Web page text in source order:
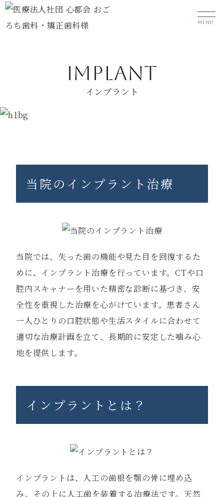
MENU
IMPLANT
インプラント
当院のインプラント治療
当院では、失った歯の機能や見た目を回復するた
めに、インプラント治療を行っています。CTや口
腔内スキャナーを用いた精密な診断に基づき、安
全性を重視した治療を心がけています。患者さん
一人ひとりの口腔状態や生活スタイルに合わせて
適切な治療計画を立て、長期的に安定した噛み心
地を提供します。
インプラントとは？
インプラントは、人工の歯根を顎の骨に埋め込
み、その上に人工歯を装着する治療法です。天然